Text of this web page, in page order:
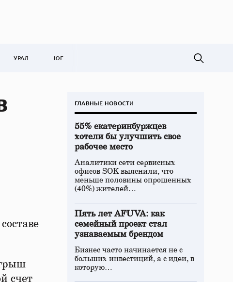
УРАЛ ЮГ
счет
ГЛАВНЫЕ НОВОСТИ
55% екатеринбуржцев
хотели бы улучшить свое
рабочее место
Аналитики сети сервисных
офисов SOK выяснили, что
меньше половины опрошенных
(40%) жителей…
Пять лет AFUVA: как
семейный проект стал
узнаваемым брендом
Бизнес часто начинается не с
больших инвестиций, а с идеи, в
которую…